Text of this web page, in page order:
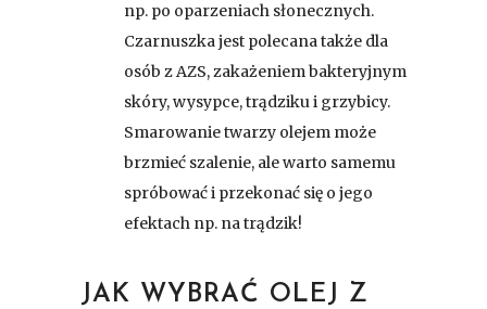
np. po oparzeniach słonecznych.
Czarnuszka jest polecana także dla
osób z AZS, zakażeniem bakteryjnym
skóry, wysypce, trądziku i grzybicy.
Smarowanie twarzy olejem może
brzmieć szalenie, ale warto samemu
spróbować i przekonać się o jego
efektach np. na trądzik!
JAK WYBRAĆ OLEJ Z